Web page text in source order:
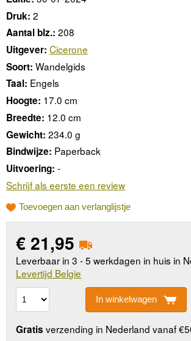
Druk: 2
Aantal blz.: 208
Uitgever: Cicerone
Soort: Wandelgids
Taal: Engels
Hoogte: 17.0 cm
Breedte: 12.0 cm
Gewicht: 234.0 g
Bindwijze: Paperback
Uitvoering: -
Schrijf als eerste een review
Toevoegen aan verlanglijstje
€ 21,95
Leverbaar in 3 - 5 werkdagen in huis in
Levertijd Belgie
In winkelwagen
Gratis verzending in Nederland vanaf